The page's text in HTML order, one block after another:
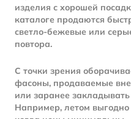
изделия с хорошей
каталоге продаются
светло-бежевые или
повтора.
С точки зрения
фасоны, продаваемые
или заранее
Например, летом выгодно